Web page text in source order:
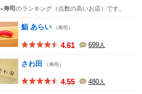
寿司のランキング （点数の高いお店） です。
鮨 あらい （寿司）
4.61 699人
さわ田 （寿司）
4.55 480人